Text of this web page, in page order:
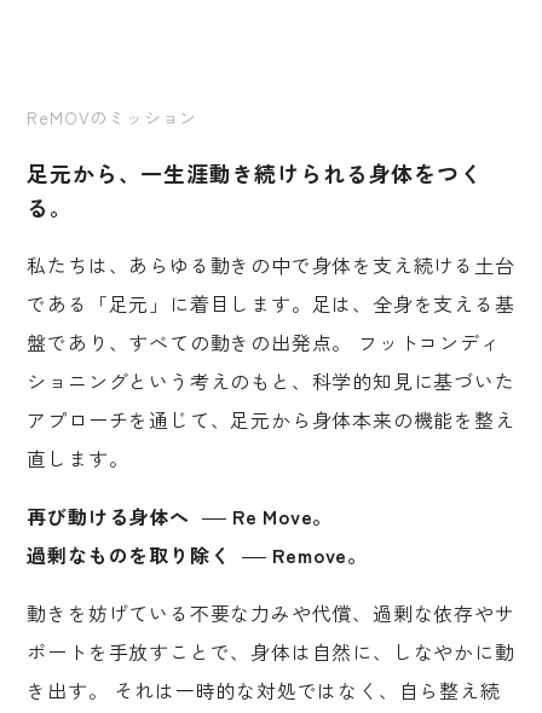
ReMOVのミッション
足元から、一生涯動き続けられる身体をつく
る。
私たちは、あらゆる動きの中で身体を支え続ける土台
である「足元」に着目します。足は、全身を支える基
盤であり、すべての動きの出発点。
フットコンディ
ショニングという考えのもと、科学的知見に基づいた
アプローチを通じて、足元から身体本来の機能を整え
直します。
再び動ける身体へ
Re Move。
過剰なものを取り除く
Remove。
動きを妨げている不要な力みや代償、過剰な依存やサ
ポートを手放すことで、身体は自然に、しなやかに動
き出す。
それは一時的な対処ではなく、自ら整え続